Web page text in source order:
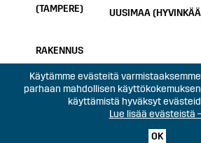
(TAMPERE)
UUSIMAA
RAKENNUS
Käytämme evästeitä
parhaan mahdollisen
käyttämistä hyväksyt
Lue lisää evästeistä
OK